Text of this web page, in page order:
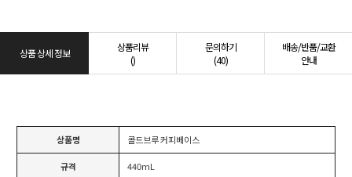
상품 상세 정보
상품리뷰
()
문의하기
(40)
배송/반품/교환
안내
상품명 콜드브루 커피베이스
규격 440mL